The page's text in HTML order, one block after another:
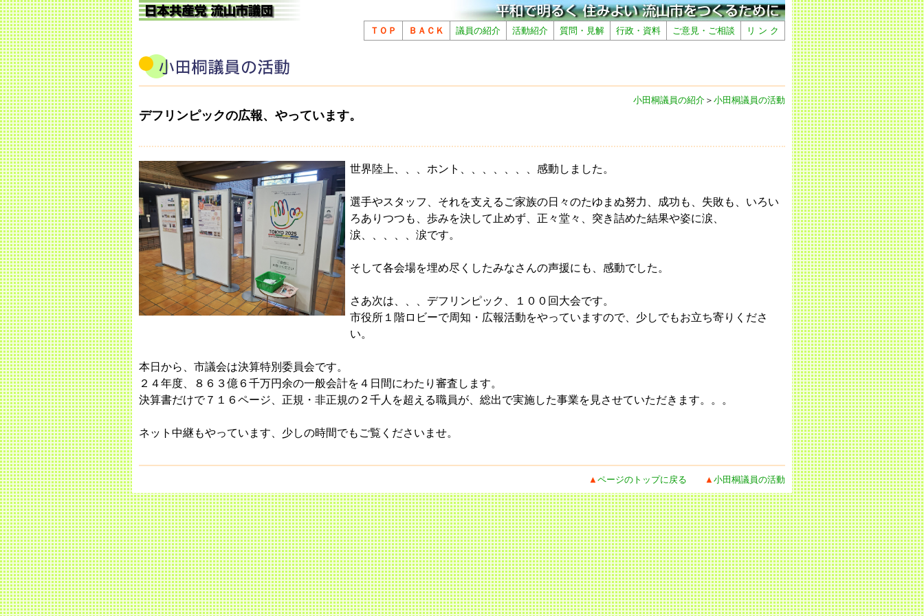
ＴＯＰ ＢＡＣＫ 議員の紹介 活動紹介 質問・見解 行政・資料 ご意見・ご相談 リ ン ク
小田桐議員の紹介 ＞ 小田桐議員の活動
デフリンピックの広報、やっています。
世界陸上、、、ホント、、、、、、、感動しました。
選手やスタッフ、それを支えるご家族の日々のたゆまぬ努力、成功も、失敗も、いろい
ろありつつも、歩みを決して止めず、正々堂々、突き詰めた結果や姿に涙、
涙、、、、、涙です。
そして各会場を埋め尽くしたみなさんの声援にも、感動でした。
さあ次は、、、デフリンピック、１００回大会です。
市役所１階ロビーで周知・広報活動をやっていますので、少しでもお立ち寄りくださ
い。
本日から、市議会は決算特別委員会です。
２４年度、８６３億６千万円余の一般会計を４日間にわたり審査します。
決算書だけで７１６ページ、正規・非正規の２千人を超える職員が、総出で実施した事業を見させていただきます。。。
ネット中継もやっています、少しの時間でもご覧くださいませ。
▲ ページのトップに戻る ▲ 小田桐議員の活動